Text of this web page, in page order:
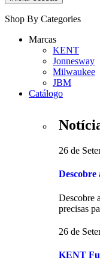
Shop By Categories
Marcas
KENT
Jonnesway
Milwaukee
JBM
Catálogo
26 de
Descobre
precisas
26 de
KENT